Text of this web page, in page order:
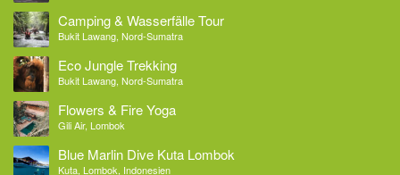
Camping & Wasserfälle Tour
Bukit Lawang, Nord-Sumatra
Eco Jungle Trekking
Bukit Lawang, Nord-Sumatra
Flowers & Fire Yoga
Gili Air, Lombok
Blue Marlin Dive Kuta Lombok
Kuta, Lombok, Indonesien